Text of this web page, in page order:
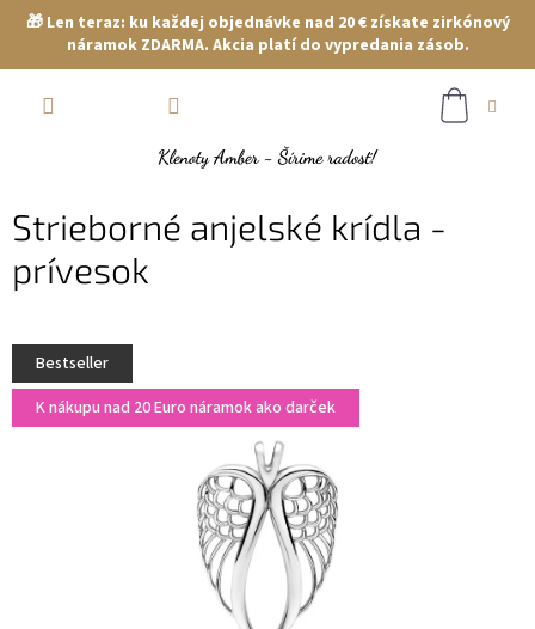
🎁 Len teraz: ku každej objednávke nad 20 € získate zirkónový
náramok ZDARMA. Akcia platí do vypredania zásob.
Strieborné anjelské krídla -
prívesok
Bestseller
K nákupu nad 20 Euro náramok ako darček